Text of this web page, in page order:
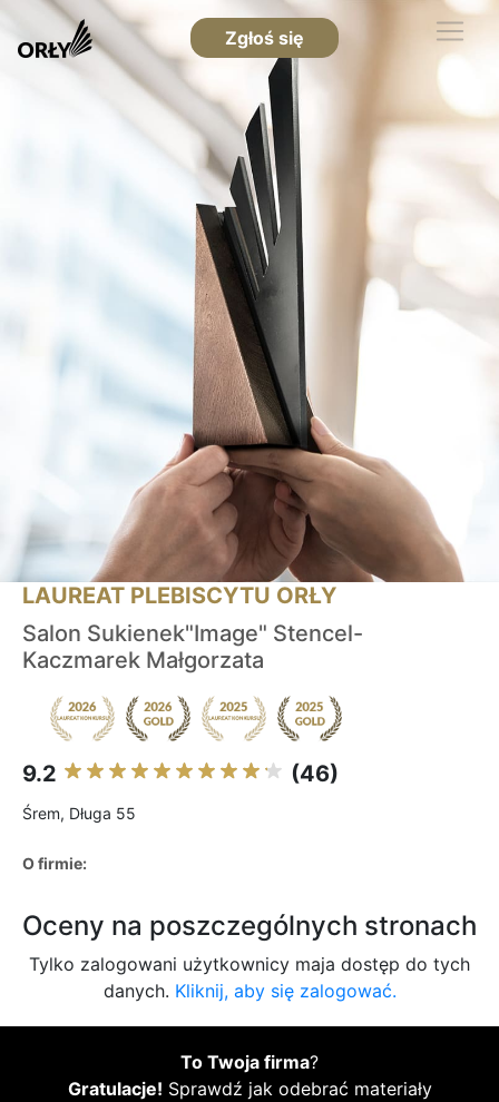
Zgłoś się
LAUREAT PLEBISCYTU ORŁY
Salon Sukienek"Image" Stencel-
Kaczmarek Małgorzata
9.2 (46)
Śrem, Długa 55
O firmie:
Oceny na poszczególnych stronach
Tylko zalogowani użytkownicy maja dostęp do tych
danych. Kliknij, aby się zalogować.
To Twoja firma?
Gratulacje! Sprawdź jak odebrać materiały